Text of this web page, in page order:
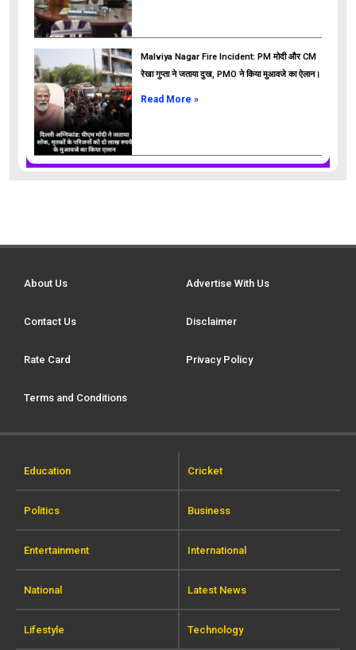
Malviya Nagar Fire Incident: PM मोदी और CM
रेखा गुप्ता ने जताया दुख, PMO ने किया मुआवजे का ऐलान।
Read More »
About Us Advertise With Us
Contact Us Disclaimer
Rate Card Privacy Policy
Terms and Conditions
Education Cricket
Politics Business
Entertainment International
National Latest News
Lifestyle Technology